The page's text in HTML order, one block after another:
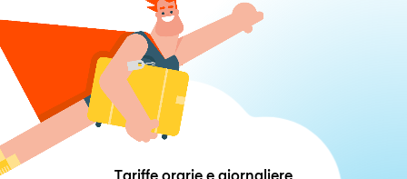
Tariffe orarie e giornaliere